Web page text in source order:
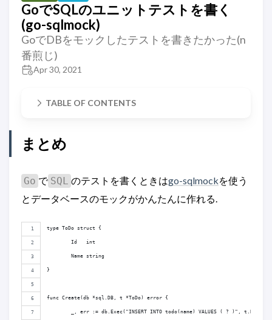
GoでSQLのユニットテストを書く
(go-sqlmock)
GoでDBをモックしたテストを書きたかった(n
番煎じ)
Apr 30, 2021
TABLE OF CONTENTS
まとめ
Go で SQL のテストを書くときはgo-sqlmockを使う
とデータベースのモックがかんたんに作れる.
type ToDo struct {
	Id   int
	Name string
}
func Create(db *sql.DB, t *ToDo) error {
	_, err := db.Exec("INSERT INTO todo(name) VALUES ( ? )", t.Name)